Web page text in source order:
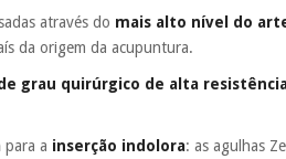
através do mais alto nível do
da origem da acupuntura.
grau quirúrgico de alta
para a inserção indolora: as agulhas